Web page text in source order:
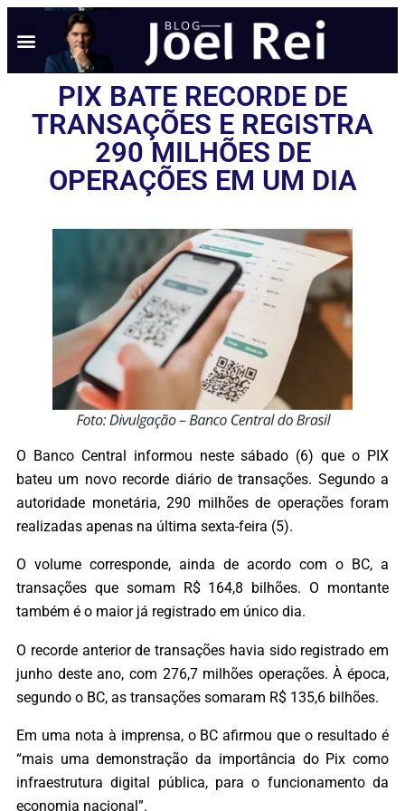
PIX BATE RECORDE DE
TRANSAÇÕES E REGISTRA
290 MILHÕES DE
OPERAÇÕES EM UM DIA
O Banco Central informou neste sábado (6) que o PIX
bateu um novo recorde diário de transações. Segundo a
autoridade monetária, 290 milhões de operações foram
realizadas apenas na última sexta-feira (5).
O volume corresponde, ainda de acordo com o BC, a
transações que somam R$ 164,8 bilhões. O montante
também é o maior já registrado em único dia.
O recorde anterior de transações havia sido registrado em
junho deste ano, com 276,7 milhões operações. À época,
segundo o BC, as transações somaram R$ 135,6 bilhões.
Em uma nota à imprensa, o BC afirmou que o resultado é
“mais uma demonstração da importância do Pix como
infraestrutura digital pública, para o funcionamento da
economia nacional”.